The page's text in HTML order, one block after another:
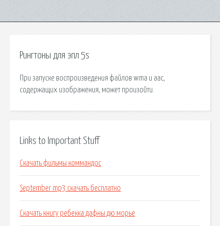
Рингтоны для эпл 5s
При запуске воспроизведения файлов wma и aac,
содержащих изображения, может произойти.
Links to Important Stuff
Скачать фильмы коммандос
September mp3 скачать бесплатно
Скачать книгу ребекка дафны дю морье